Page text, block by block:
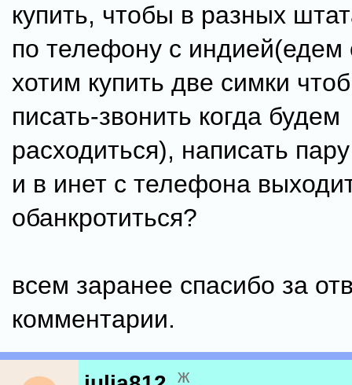
купить, чтобы в разных
по телефону с индией(едем
хотим купить две симки
писать-звонить когда будем
расходиться), написать
и в инет с телефона
обанкротиться?
всем заранее спасибо за
комментарии.
ж